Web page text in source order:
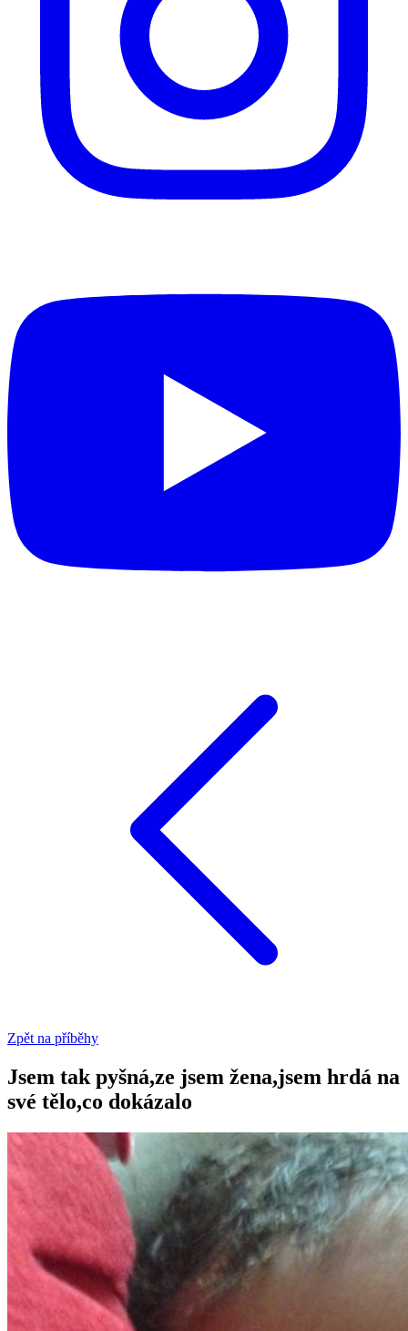
Zpět na příběhy
Jsem tak pyšná,ze jsem žena,jsem hrdá na
své tělo,co dokázalo